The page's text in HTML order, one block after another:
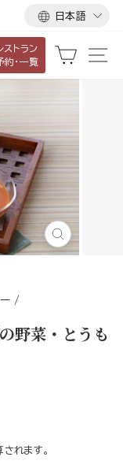
言
語
日本語
ストラン
約・一覧
カート
閉
/
野菜・とうも
れます。